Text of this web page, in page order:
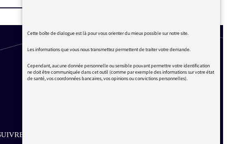
SUR LES RÉSEAUX
Cette boîte de dialogue est là pour vous orienter du mieux possible sur notre site.
Les informations que vous nous transmettez permettent de traiter votre demande.
Cependant, aucune donnée personnelle ou sensible pouvant permettre votre identification
ne doit être communiquée dans cet outil (comme par exemple des informations sur votre état
de santé, vos coordonnées bancaires, vos opinions ou convictions personnelles).